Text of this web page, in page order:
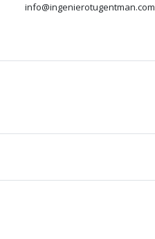
info@ingenierotugentman.com